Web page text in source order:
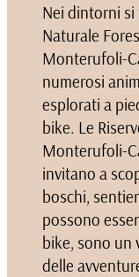
Nei dintorni si
Naturale
Monterufoli-
numerosi
esplorati a
bike. Le
Monterufoli-
invitano a
boschi,
possono
bike, sono un
delle